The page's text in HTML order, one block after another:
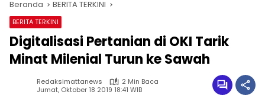
Beranda BERITA TERKINI
BERITA TERKINI
Digitalisasi Pertanian di OKI Tarik
Minat Milenial Turun ke Sawah
Redaksimattanews
2 Min Baca
Jumat, Oktober 18 2019 18:41 WIB